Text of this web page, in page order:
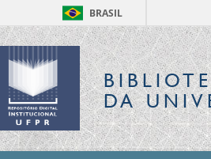
BRASIL
DA